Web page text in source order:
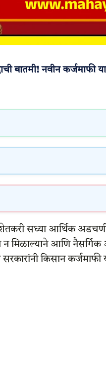
नवीन कर्जमाफी
सध्या आर्थिक
न मिळाल्याने आणि
किसान कर्जमाफी